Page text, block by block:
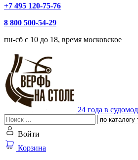
+7 495 120-75-76
8 800 500-54-29
пн-сб с 10 до 18, время московское
24 года в
Войти
Корзина